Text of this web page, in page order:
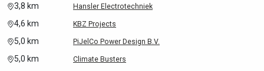
3,8 km Hansler Electrotechniek
4,6 km KBZ Projects
5,0 km PiJelCo Power Design B.V.
5,0 km Climate Busters